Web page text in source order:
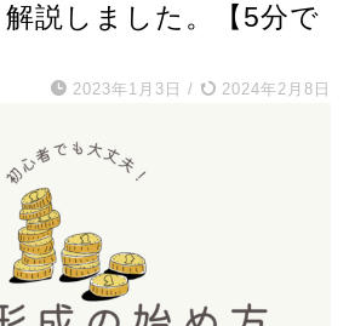
説しました。【5分で
2023年1月3日 / 2024年2月8日